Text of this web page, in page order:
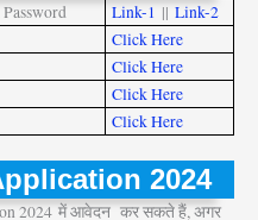
Link-1 || Link-2
Click Here
Click Here
Click Here
Click Here
2024
2024 में आवेदन कर सकते हैं, अगर